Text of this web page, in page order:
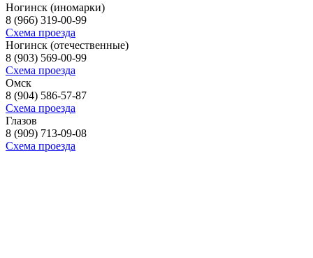
Ногинск (иномарки)
8 (966) 319-00-99
Схема проезда
Ногинск (отечественные)
8 (903) 569-00-99
Схема проезда
Омск
8 (904) 586-57-87
Схема проезда
Глазов
8 (909) 713-09-08
Схема проезда